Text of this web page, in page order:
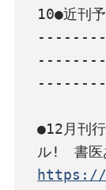
10●近刊
--------
●12月刊
https://